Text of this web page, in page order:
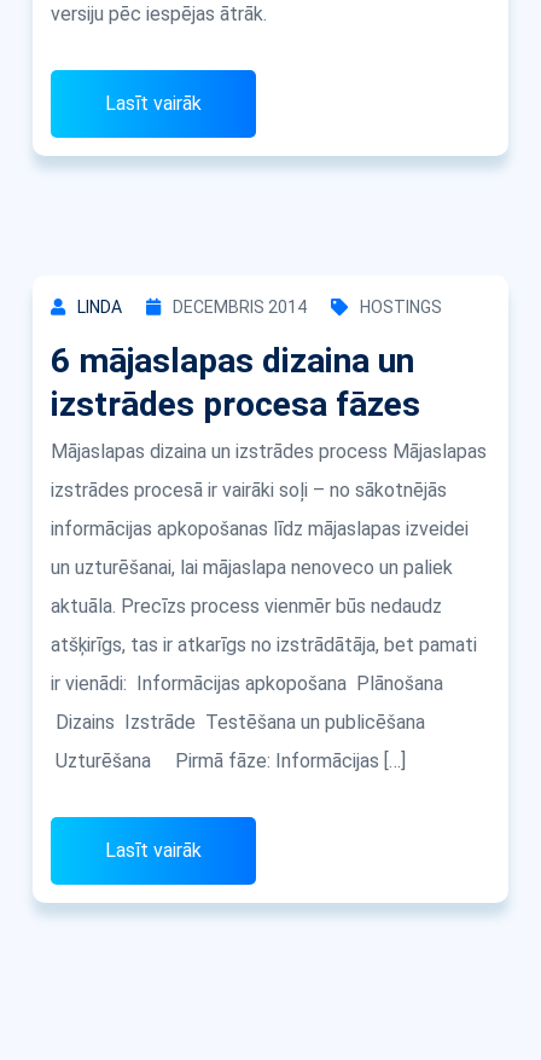
versiju pēc iespējas ātrāk.
Lasīt vairāk
LINDA DECEMBRIS 2014 HOSTINGS
6 mājaslapas dizaina un
izstrādes procesa fāzes
Mājaslapas dizaina un izstrādes process Mājaslapas
izstrādes procesā ir vairāki soļi – no sākotnējās
informācijas apkopošanas līdz mājaslapas izveidei
un uzturēšanai, lai mājaslapa nenoveco un paliek
aktuāla. Precīzs process vienmēr būs nedaudz
atšķirīgs, tas ir atkarīgs no izstrādātāja, bet pamati
ir vienādi: Informācijas apkopošana Plānošana
Dizains Izstrāde Testēšana un publicēšana
Uzturēšana Pirmā fāze: Informācijas […]
Lasīt vairāk